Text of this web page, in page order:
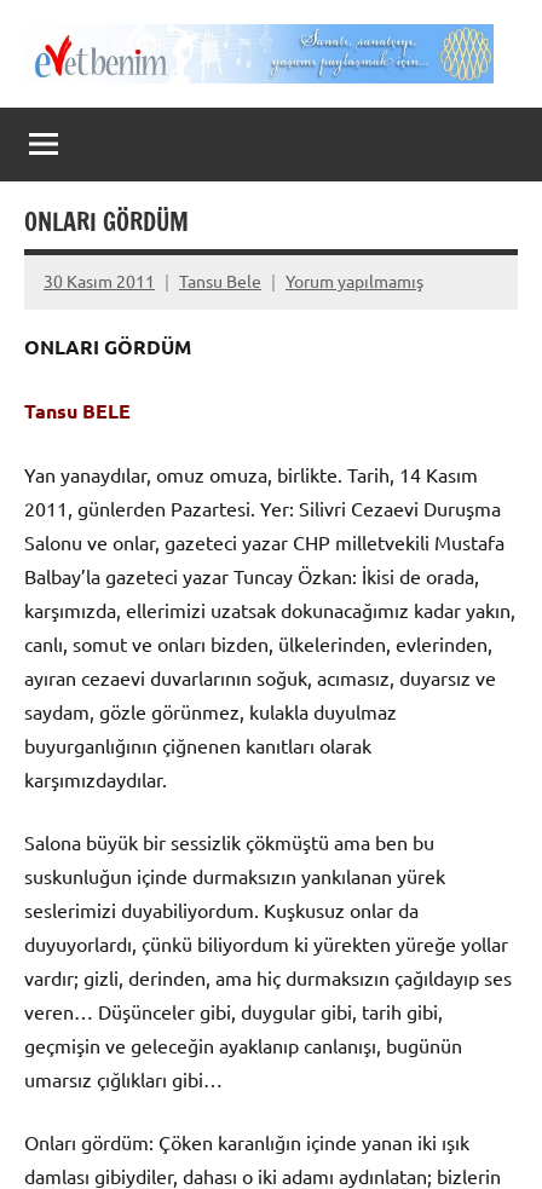
Evet
Benim
ONLARI GÖRDÜM
30 Kasım 2011 Tansu Bele Yorum yapılmamış
ONLARI GÖRDÜM
Tansu BELE
Yan yanaydılar, omuz omuza, birlikte. Tarih, 14 Kasım
2011, günlerden Pazartesi. Yer: Silivri Cezaevi Duruşma
Salonu ve onlar, gazeteci yazar CHP milletvekili Mustafa
Balbay’la gazeteci yazar Tuncay Özkan: İkisi de orada,
karşımızda, ellerimizi uzatsak dokunacağımız kadar yakın,
canlı, somut ve onları bizden, ülkelerinden, evlerinden,
ayıran cezaevi duvarlarının soğuk, acımasız, duyarsız ve
saydam, gözle görünmez, kulakla duyulmaz
buyurganlığının çiğnenen kanıtları olarak
karşımızdaydılar.
Salona büyük bir sessizlik çökmüştü ama ben bu
suskunluğun içinde durmaksızın yankılanan yürek
seslerimizi duyabiliyordum. Kuşkusuz onlar da
duyuyorlardı, çünkü biliyordum ki yürekten yüreğe yollar
vardır; gizli, derinden, ama hiç durmaksızın çağıldayıp ses
veren… Düşünceler gibi, duygular gibi, tarih gibi,
geçmişin ve geleceğin ayaklanıp canlanışı, bugünün
umarsız çığlıkları gibi…
Onları gördüm: Çöken karanlığın içinde yanan iki ışık
damlası gibiydiler, dahası o iki adamı aydınlatan; bizlerin